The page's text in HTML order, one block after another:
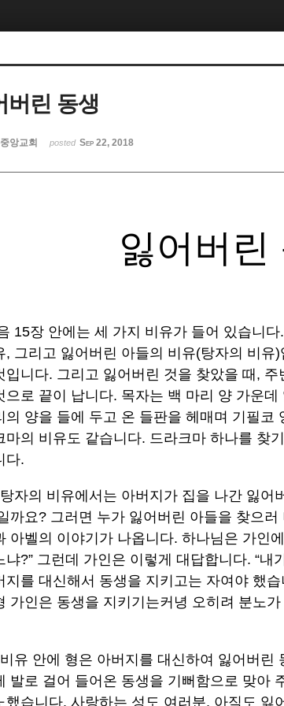
버린 동생
앙교회 posted Sep 22, 2018
잃어버린
15장 안에는 세 가지 비유가 들어 있습니
, 그리고 잃어버린 아들의 비유(탕자의 비유
입니다. 그리고 잃어버린 것을 찾았을 때,
으로 끝이 납니다. 목자는 백 마리 양 가운
의 양을 들에 두고 온 들판을 헤매며 기필코
마의 비유도 같습니다. 드라크마 하나를 찾
다.
자의 비유에서는 아버지가 집을 나간 잃어
까요? 그러면 누가 잃어버린 아들을 찾으
아벨의 이야기가 나옵니다. 하나님은 가인
냐?” 그런데 가인은 이렇게 대답합니다. “내
지를 대신해서 동생을 지키고는 자여야 했
가인은 동생을 지키기는커녕 오히려 분노
유 안에 형은 아버지를 대신하여 잃어버린
발로 걸어 들어온 동생을 기뻐함으로 맞아
했습니다. 사랑하는 성도 여러분, 아직도 잃